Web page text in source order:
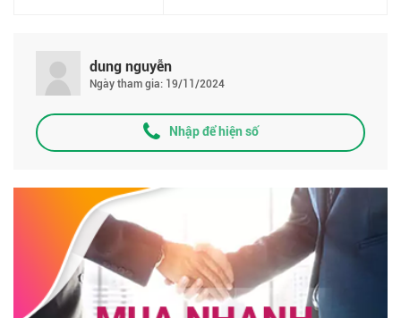
dung nguyễn
Ngày tham gia: 19/11/2024
Nhập để hiện số